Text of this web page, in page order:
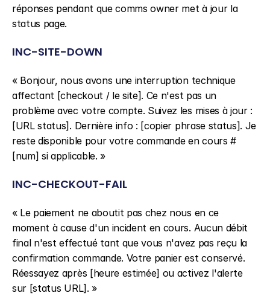
réponses pendant que comms owner met à jour la
status page.
INC-SITE-DOWN
« Bonjour, nous avons une interruption technique
affectant [checkout / le site]. Ce n'est pas un
problème avec votre compte. Suivez les mises à jour :
[URL status]. Dernière info : [copier phrase status]. Je
reste disponible pour votre commande en cours #
[num] si applicable. »
INC-CHECKOUT-FAIL
« Le paiement ne aboutit pas chez nous en ce
moment à cause d'un incident en cours. Aucun débit
final n'est effectué tant que vous n'avez pas reçu la
confirmation commande. Votre panier est conservé.
Réessayez après [heure estimée] ou activez l'alerte
sur [status URL]. »